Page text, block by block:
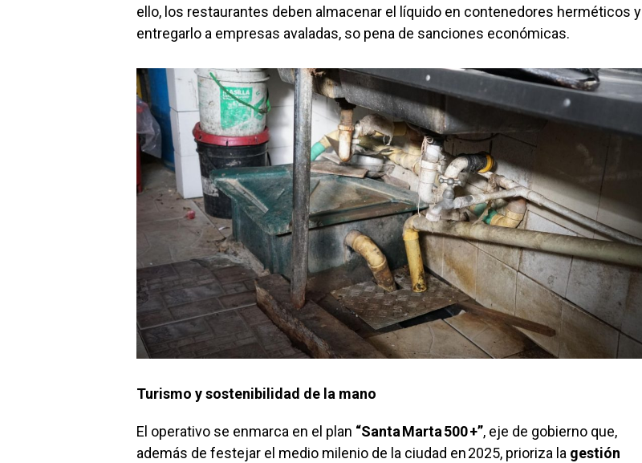
ello, los restaurantes deben almacenar el líquido en contenedores herméticos y
entregarlo a empresas avaladas, so pena de sanciones económicas.
Turismo y sostenibilidad de la mano
El operativo se enmarca en el plan “Santa Marta 500 +”, eje de gobierno que,
además de festejar el medio milenio de la ciudad en 2025, prioriza la gestión